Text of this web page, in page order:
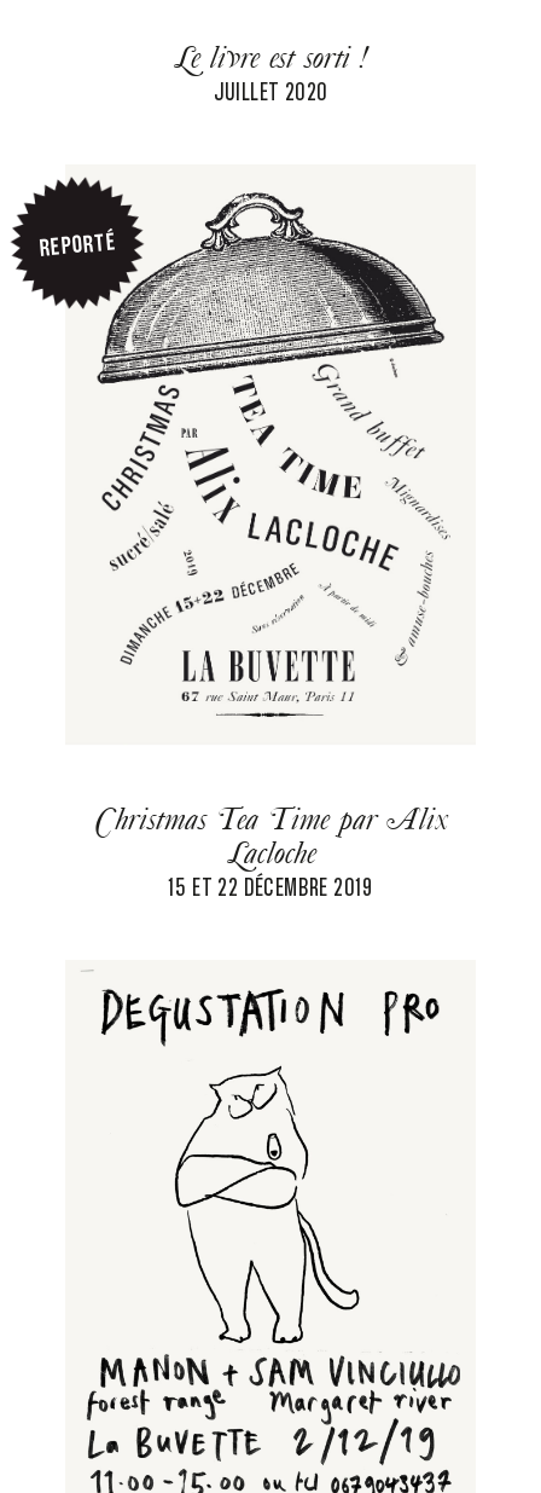
Le livre est sorti !
JUILLET 2020
REPORTÉ
Christmas Tea Time par Alix
Lacloche
15 ET 22 DÉCEMBRE 2019